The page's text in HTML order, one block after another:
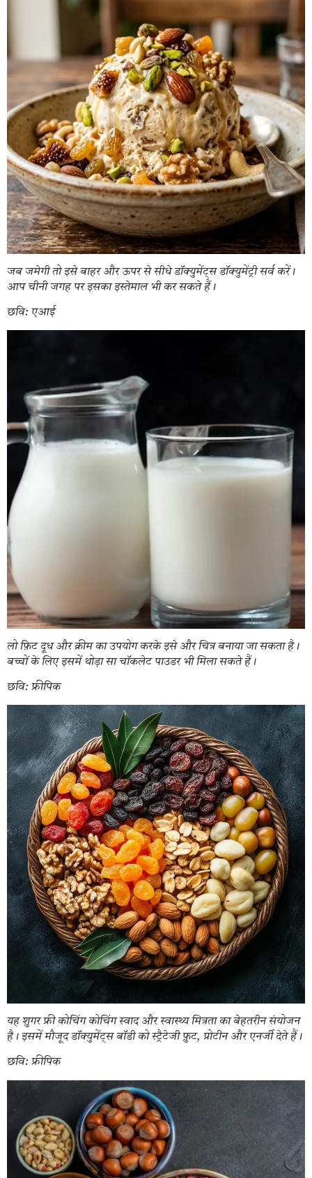
जब जमेगी तो इसे बाहर और ऊपर से सीधे डॉक्युमेंट्स डॉक्युमेंट्री सर्व करें।
आप चीनी जगह पर इसका इस्तेमाल भी कर सकते हैं।
छवि: एआई
लो फ़िट दूध और क्रीम का उपयोग करके इसे और चित्र बनाया जा सकता है।
बच्चों के लिए इसमें थोड़ा सा चॉकलेट पाउडर भी मिला सकते हैं।
छवि: फ्रीपिक
यह शुगर फ्री कोचिंग कोचिंग स्वाद और स्वास्थ्य मित्रता का बेहतरीन संयोजन
है। इसमें मौजूद डॉक्युमेंट्स बॉडी को स्ट्रैटेजी फ़ुट, प्रोटीन और एनर्जी देते हैं।
छवि: फ्रीपिक